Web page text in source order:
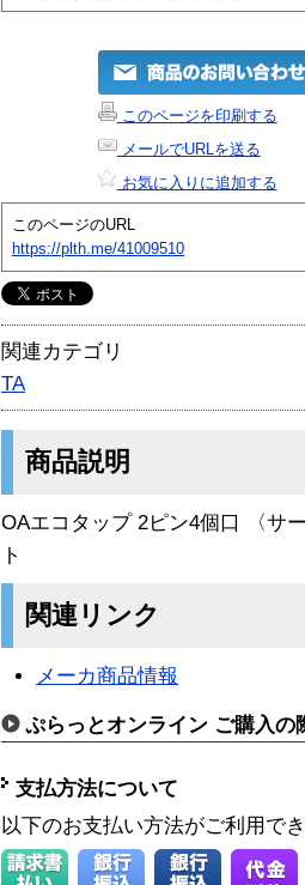
このページを印刷する
メールでURLを送る
お気に入りに追加する
このページのURL
https://plth.me/41009510
関連カテゴリ
TA
商品説明
OAエコタップ 2ピン4個口 〈サ
ト
関連リンク
メーカ商品情報
ぷらっとオンライン ご購入の
支払方法について
以下のお支払い方法がご利用で